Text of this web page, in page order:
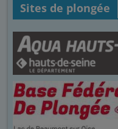
Sites de plongée